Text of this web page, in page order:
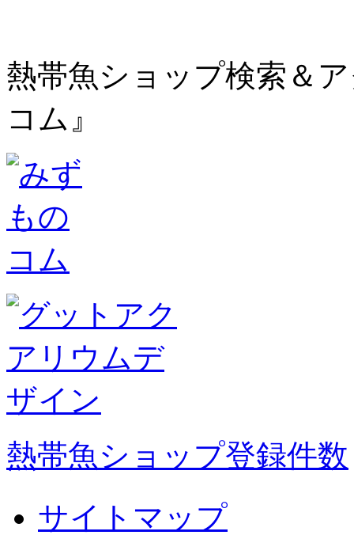
熱帯魚ショップ検索＆
コム』
熱帯魚ショップ登録件数
サイトマップ